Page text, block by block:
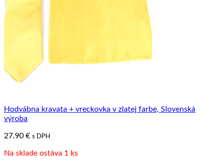
Hodvábna kravata + vreckovka v zlatej farbe, Slovenská
výroba
27.90 € s DPH
Na sklade ostáva 1 ks